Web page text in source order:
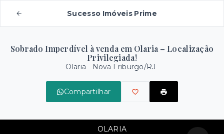
Sucesso Imóveis Prime
Sobrado Imperdível à venda em Olaria – Localização
Privilegiada!
Olaria - Nova Friburgo/RJ
Compartilhar
OLARIA